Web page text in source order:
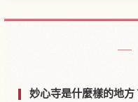
妙心寺是什麼樣的地